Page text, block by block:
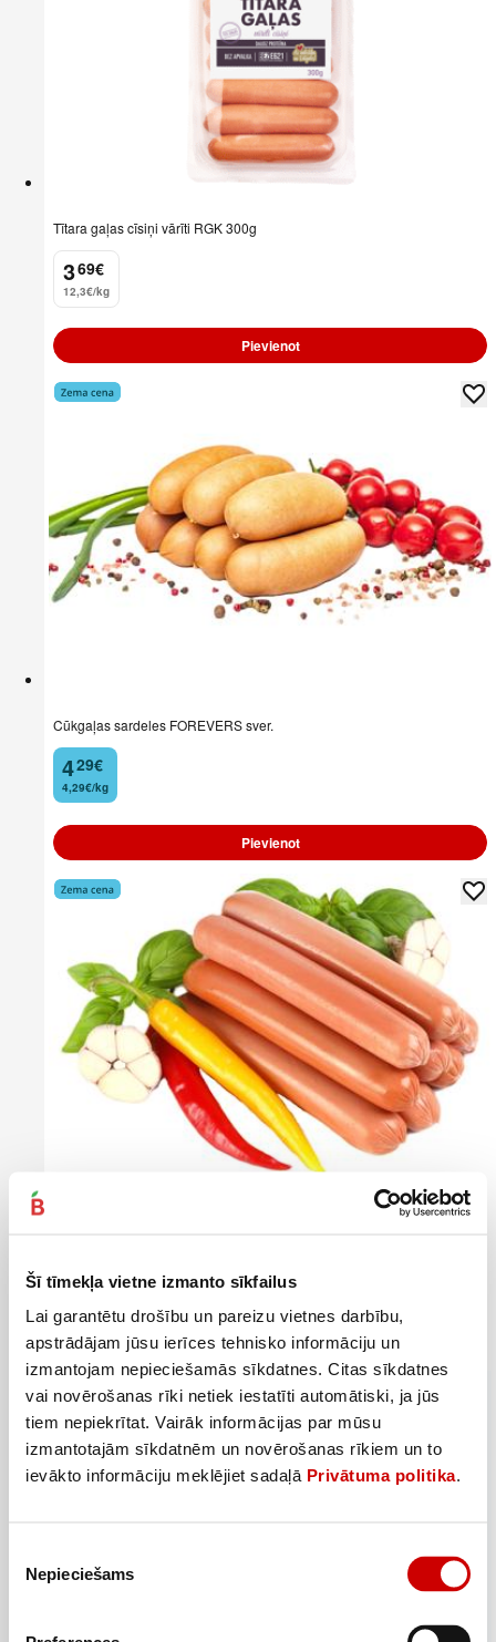
Šī tīmekļa vietne izmanto sīkfailus
Lai garantētu drošību un pareizu vietnes darbību,
apstrādājam jūsu ierīces tehnisko informāciju un
izmantojam nepieciešamās sīkdatnes. Citas sīkdatnes
vai novērošanas rīki netiek iestatīti automātiski, ja jūs
tiem nepiekrītat. Vairāk informācijas par mūsu
izmantotajām sīkdatnēm un novērošanas rīkiem un to
ievākto informāciju meklējiet sadaļā Privātuma politika.
izvēle
Nepieciešams
Tītara gaļas cīsiņi vārīti RGK 300g
3
. 69€
12,3€/kg
Pievienot
Cūkgaļas sardeles FOREVERS sver.
4
. 29€
4,29€/kg
Pievienot
3,99€/kg
Pievienot